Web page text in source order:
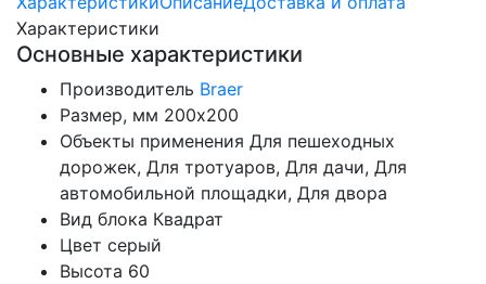
Характеристики
Основные характеристики
Производитель Braer
Размер, мм 200х200
Объекты применения Для пешеходных
дорожек, Для тротуаров, Для дачи, Для
автомобильной площадки, Для двора
Вид блока Квадрат
Цвет серый
Высота 60